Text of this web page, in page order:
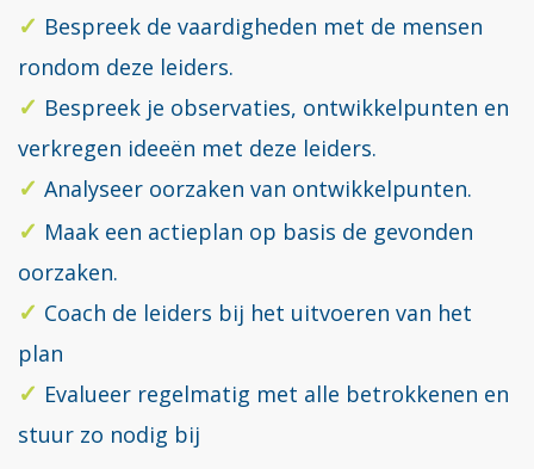
Bespreek de vaardigheden met de mensen
rondom deze leiders.
Bespreek je observaties, ontwikkelpunten en
verkregen ideeën met deze leiders.
Analyseer oorzaken van ontwikkelpunten.
Maak een actieplan op basis de gevonden
oorzaken.
Coach de leiders bij het uitvoeren van het
plan
Evalueer regelmatig met alle betrokkenen en
stuur zo nodig bij